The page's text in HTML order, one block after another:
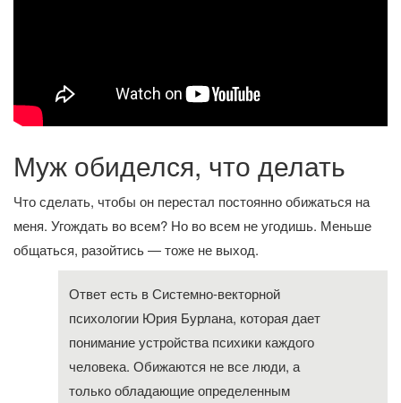
Муж обиделся, что делать
Что сделать, чтобы он перестал постоянно обижаться на
меня. Угождать во всем? Но во всем не угодишь. Меньше
общаться, разойтись — тоже не выход.
Ответ есть в Системно-векторной
психологии Юрия Бурлана, которая дает
понимание устройства психики каждого
человека. Обижаются не все люди, а
только обладающие определенным